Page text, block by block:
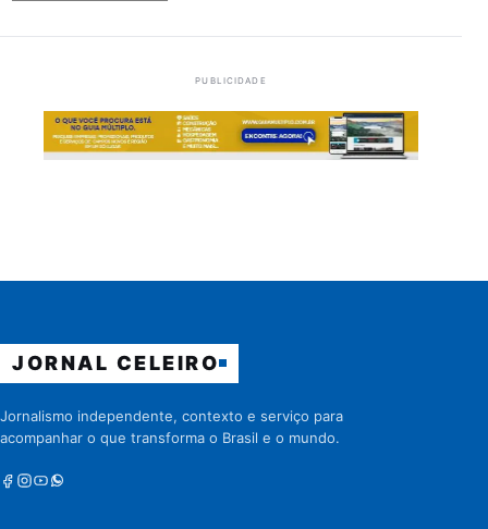
PUBLICIDADE
JORNAL CELEIRO
Jornalismo independente, contexto e serviço para
acompanhar o que transforma o Brasil e o mundo.
Facebook
Instagram
Youtube
Whatsapp